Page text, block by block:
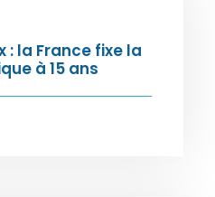
: la France fixe la
à 15 ans